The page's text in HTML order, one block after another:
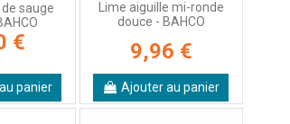
de sauge
€
panier
Lime aiguille mi-ronde
douce - BAHCO
9,96 €
Ajouter au panier